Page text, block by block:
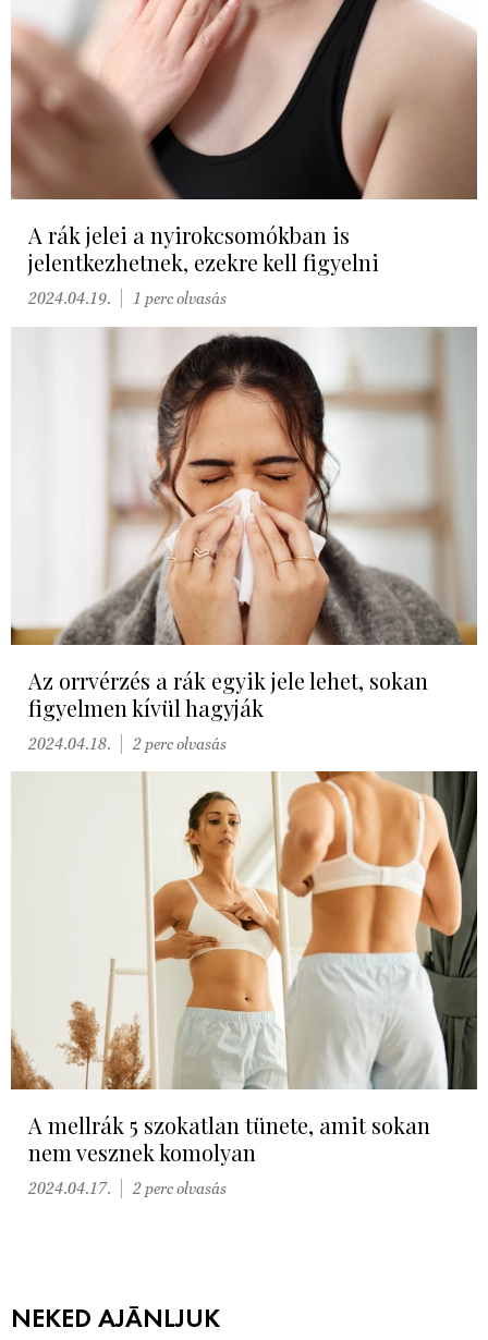
A rák jelei a nyirokcsomókban is
jelentkezhetnek, ezekre kell figyelni
2024.04.19. 1 perc olvasás
Az orrvérzés a rák egyik jele lehet, sokan
figyelmen kívül hagyják
2024.04.18. 2 perc olvasás
A mellrák 5 szokatlan tünete, amit sokan
nem vesznek komolyan
2024.04.17. 2 perc olvasás
NEKED AJÁNLJUK